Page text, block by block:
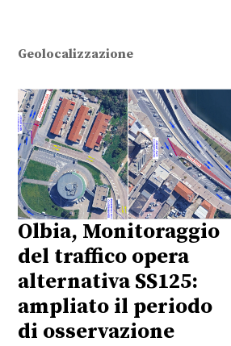
Geolocalizzazione
Olbia, Monitoraggio
del traffico opera
alternativa SS125:
ampliato il periodo
di osservazione